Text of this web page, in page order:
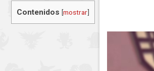
Contenidos [mostrar]